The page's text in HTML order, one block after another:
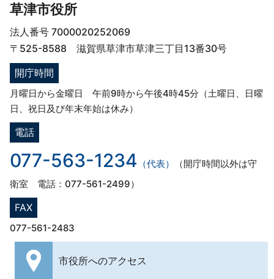
草津市役所
法人番号 7000020252069
〒525-8588 滋賀県草津市草津三丁目13番30号
開庁時間
月曜日から金曜日 午前9時から午後4時45分（土曜日、日曜
日、祝日及び年末年始は休み）
電話
077-563-1234 （代表）
（開庁時間以外は守
衛室 電話：077-561-2499）
FAX
077-561-2483
市役所へのアクセス